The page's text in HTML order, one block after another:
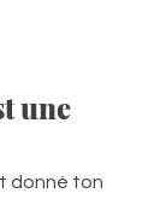
une
donné ton